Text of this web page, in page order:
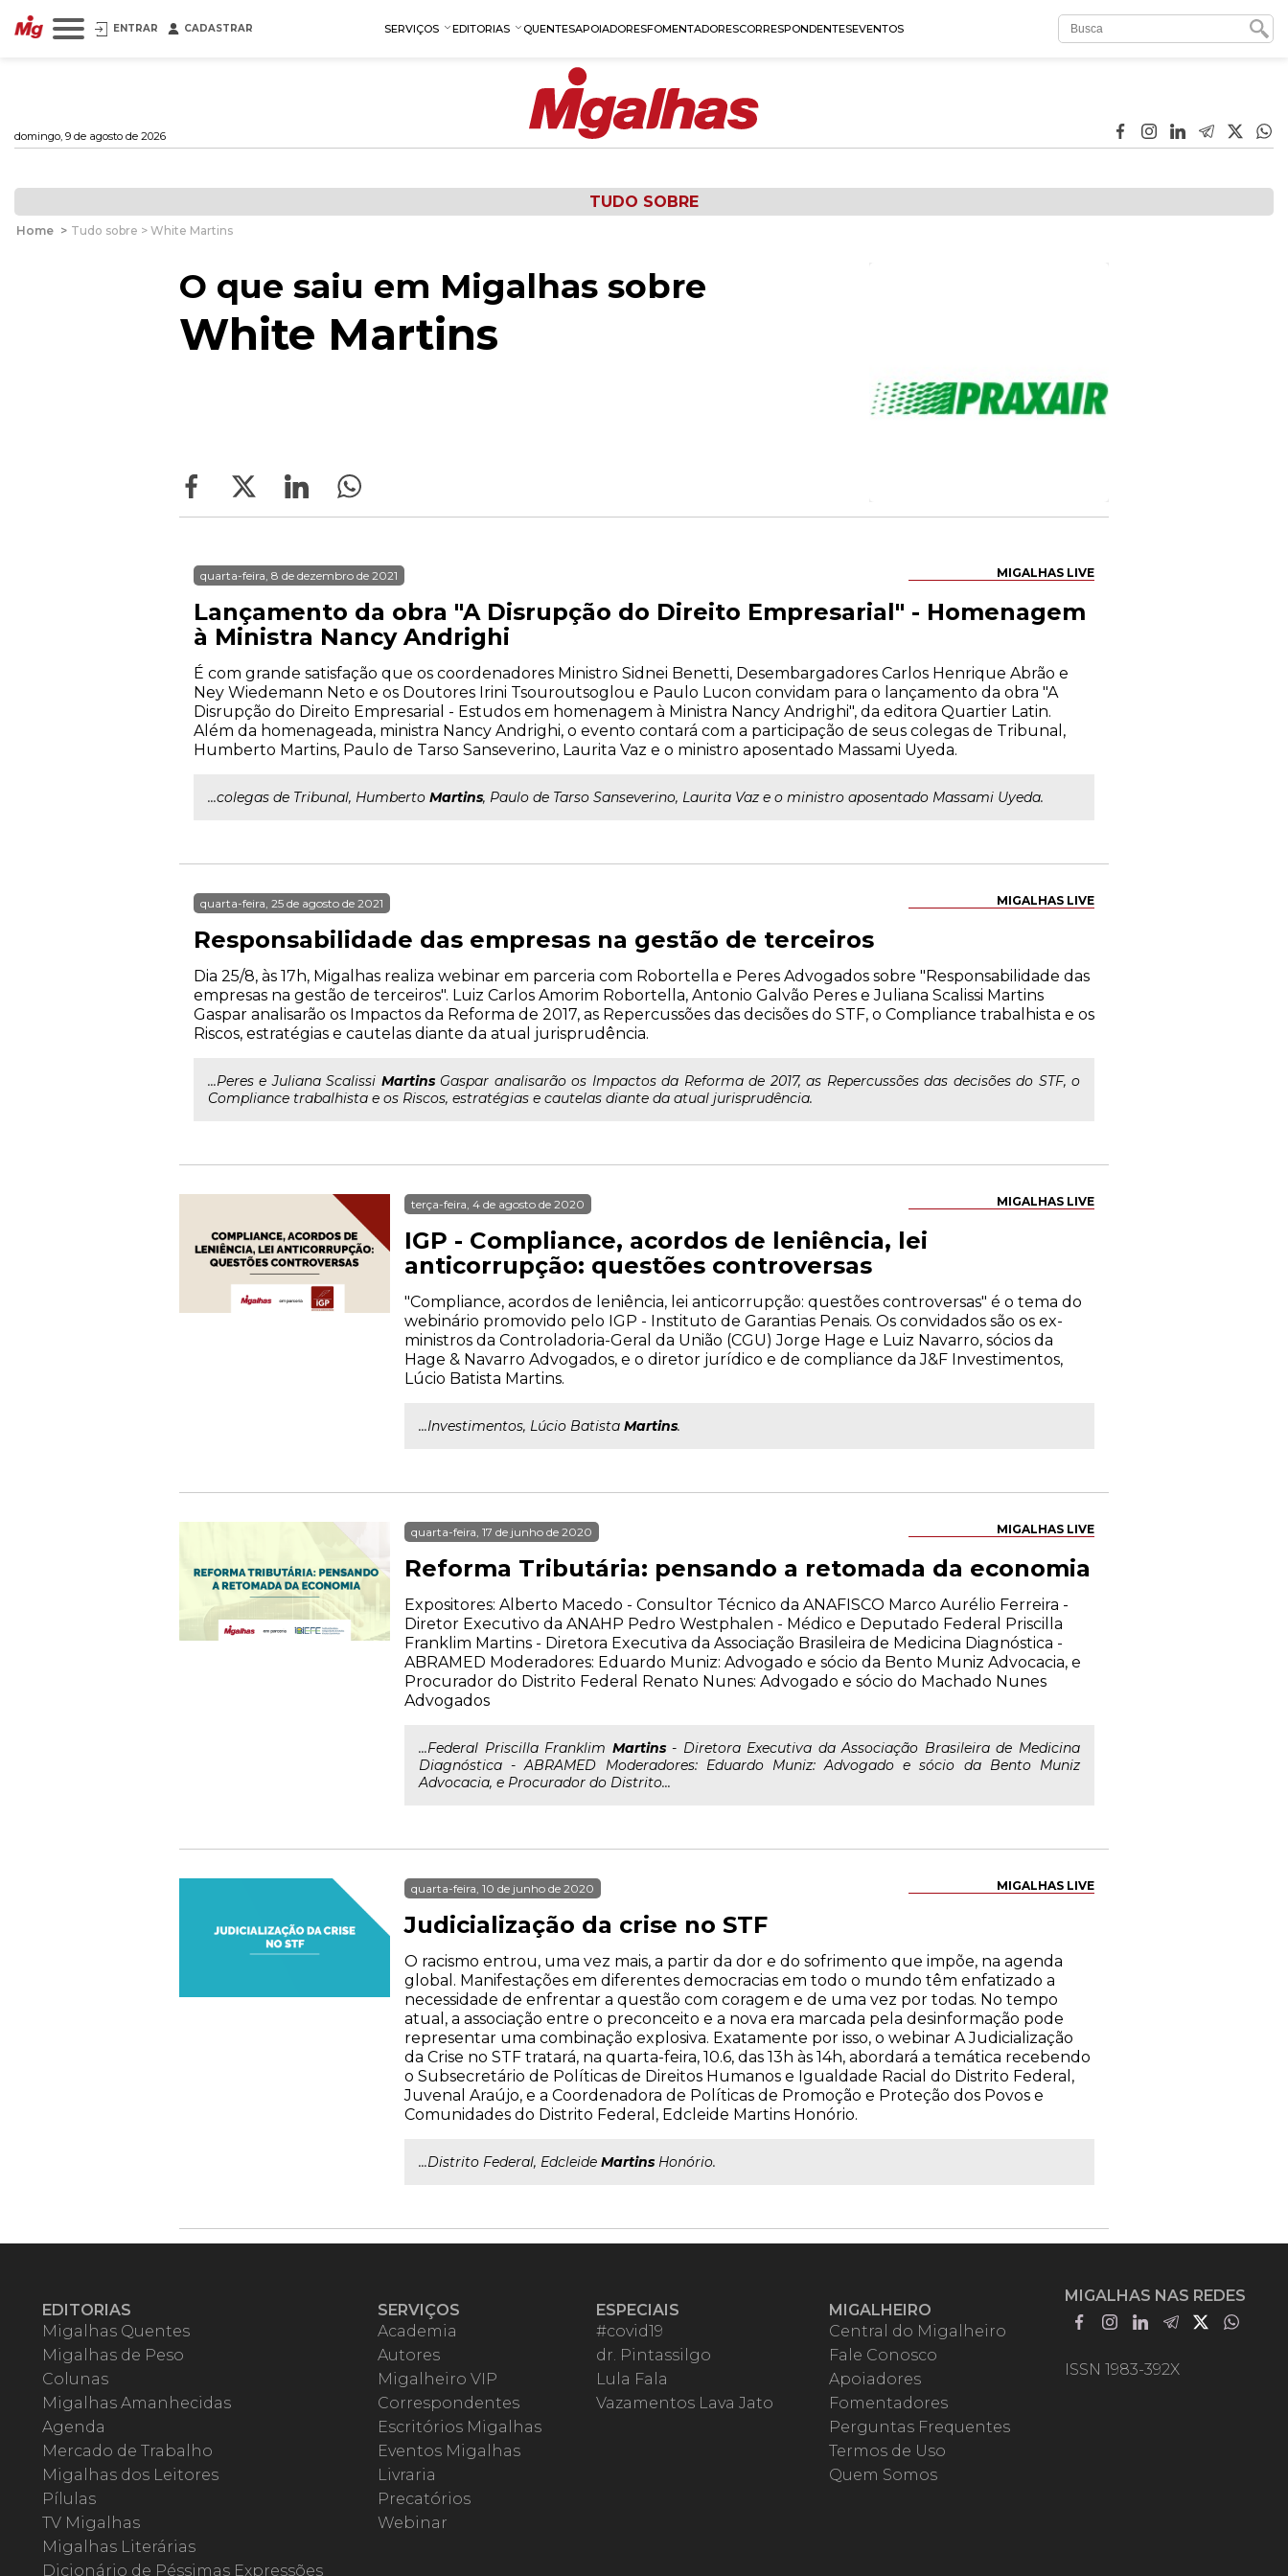
ENTRAR CADASTRAR SERVIÇOS EDITORIAS QUENTESAPOIADORESFOMENTADORESCORRESPONDENTESEVENTOS
domingo, 9 de agosto de 2026
TUDO SOBRE
Home > Tudo sobre > White Martins
O que saiu em Migalhas sobre
White Martins
MIGALHAS LIVE
quarta-feira, 8 de dezembro de 2021
Lançamento da obra "A Disrupção do Direito Empresarial" - Homenagem
à Ministra Nancy Andrighi
É com grande satisfação que os coordenadores Ministro Sidnei Benetti, Desembargadores Carlos Henrique Abrão e
Ney Wiedemann Neto e os Doutores Irini Tsouroutsoglou e Paulo Lucon convidam para o lançamento da obra "A
Disrupção do Direito Empresarial - Estudos em homenagem à Ministra Nancy Andrighi", da editora Quartier Latin.
Além da homenageada, ministra Nancy Andrighi, o evento contará com a participação de seus colegas de Tribunal,
Humberto Martins, Paulo de Tarso Sanseverino, Laurita Vaz e o ministro aposentado Massami Uyeda.
...colegas de Tribunal, Humberto Martins, Paulo de Tarso Sanseverino, Laurita Vaz e o ministro aposentado Massami Uyeda.
MIGALHAS LIVE
quarta-feira, 25 de agosto de 2021
Responsabilidade das empresas na gestão de terceiros
Dia 25/8, às 17h, Migalhas realiza webinar em parceria com Robortella e Peres Advogados sobre "Responsabilidade das
empresas na gestão de terceiros". Luiz Carlos Amorim Robortella, Antonio Galvão Peres e Juliana Scalissi Martins
Gaspar analisarão os Impactos da Reforma de 2017, as Repercussões das decisões do STF, o Compliance trabalhista e os
Riscos, estratégias e cautelas diante da atual jurisprudência.
...Peres e Juliana Scalissi MartinsGaspar analisarão os Impactos da Reforma de 2017, as Repercussões das decisões do STF, o
Compliance trabalhista e os Riscos, estratégias e cautelas diante da atual jurisprudência.
MIGALHAS LIVE
terça-feira, 4 de agosto de 2020
IGP - Compliance, acordos de leniência, lei
anticorrupção: questões controversas
"Compliance, acordos de leniência, lei anticorrupção: questões controversas" é o tema do
webinário promovido pelo IGP - Instituto de Garantias Penais. Os convidados são os ex-
ministros da Controladoria-Geral da União (CGU) Jorge Hage e Luiz Navarro, sócios da
Hage & Navarro Advogados, e o diretor jurídico e de compliance da J&F Investimentos,
Lúcio Batista Martins.
...Investimentos, Lúcio Batista Martins.
MIGALHAS LIVE
quarta-feira, 17 de junho de 2020
Reforma Tributária: pensando a retomada da economia
Expositores: Alberto Macedo - Consultor Técnico da ANAFISCO Marco Aurélio Ferreira -
Diretor Executivo da ANAHP Pedro Westphalen - Médico e Deputado Federal Priscilla
Franklim Martins - Diretora Executiva da Associação Brasileira de Medicina Diagnóstica -
ABRAMED Moderadores: Eduardo Muniz: Advogado e sócio da Bento Muniz Advocacia, e
Procurador do Distrito Federal Renato Nunes: Advogado e sócio do Machado Nunes
Advogados
...Federal Priscilla Franklim Martins- Diretora Executiva da Associação Brasileira de Medicina
Diagnóstica - ABRAMED Moderadores: Eduardo Muniz: Advogado e sócio da Bento Muniz
Advocacia, e Procurador do Distrito...
MIGALHAS LIVE
quarta-feira, 10 de junho de 2020
Judicialização da crise no STF
O racismo entrou, uma vez mais, a partir da dor e do sofrimento que impõe, na agenda
global. Manifestações em diferentes democracias em todo o mundo têm enfatizado a
necessidade de enfrentar a questão com coragem e de uma vez por todas. No tempo
atual, a associação entre o preconceito e a nova era marcada pela desinformação pode
representar uma combinação explosiva. Exatamente por isso, o webinar A Judicialização
da Crise no STF tratará, na quarta-feira, 10.6, das 13h às 14h, abordará a temática recebendo
o Subsecretário de Políticas de Direitos Humanos e Igualdade Racial do Distrito Federal,
Juvenal Araújo, e a Coordenadora de Políticas de Promoção e Proteção dos Povos e
Comunidades do Distrito Federal, Edcleide Martins Honório.
...Distrito Federal, Edcleide Martins Honório.
EDITORIAS
Migalhas Quentes
Migalhas de Peso
Colunas
Migalhas Amanhecidas
Agenda
Mercado de Trabalho
Migalhas dos Leitores
Pílulas
TV Migalhas
Migalhas Literárias
Dicionário de Péssimas Expressões
SERVIÇOS
Academia
Autores
Migalheiro VIP
Correspondentes
Escritórios Migalhas
Eventos Migalhas
Livraria
Precatórios
Webinar
ESPECIAIS
#covid19
dr. Pintassilgo
Lula Fala
Vazamentos Lava Jato
MIGALHEIRO
Central do Migalheiro
Fale Conosco
Apoiadores
Fomentadores
Perguntas Frequentes
Termos de Uso
Quem Somos
MIGALHAS NAS REDES
ISSN 1983-392X